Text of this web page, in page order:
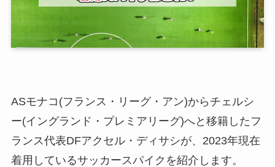
ASモナコ(フランス・リーグ・アン)からチェルシ
ー(イングランド・プレミアリーグ)へと移籍したフ
ランス代表DFアクセル・ディサシが、2023年現在
着用しているサッカースパイクを紹介します。